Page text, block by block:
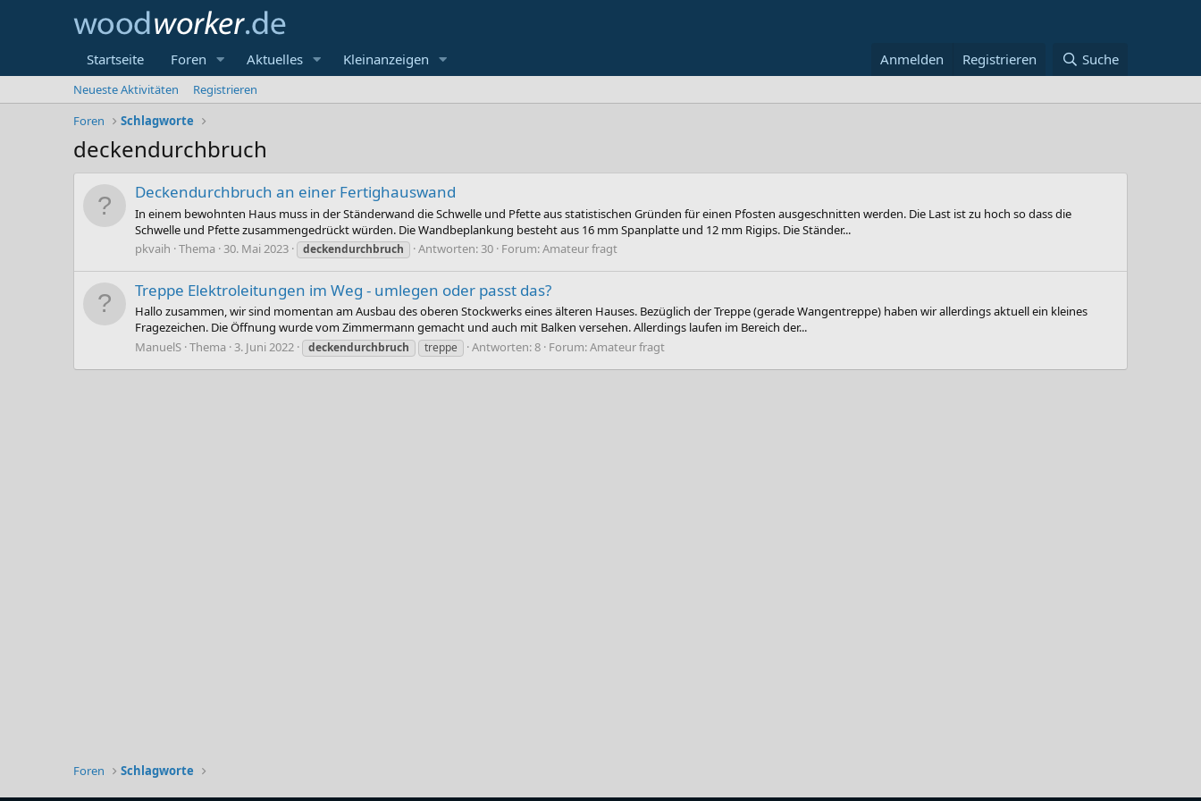
Startseite Foren Aktuelles Kleinanzeigen Anmelden Registrieren Suche
Neueste Aktivitäten
Registrieren
Foren
Schlagworte
deckendurchbruch
Deckendurchbruch an einer Fertighauswand
In einem bewohnten Haus muss in der Ständerwand die Schwelle und Pfette aus statistischen Gründen für einen Pfosten ausgeschnitten werden. Die Last ist zu hoch so dass die
Schwelle und Pfette zusammengedrückt würden. Die Wandbeplankung besteht aus 16 mm Spanplatte und 12 mm Rigips. Die Ständer...
pkvaih Thema 30. Mai 2023 deckendurchbruch Antworten: 30 Forum:Amateur fragt
Treppe Elektroleitungen im Weg - umlegen oder passt das?
Hallo zusammen, wir sind momentan am Ausbau des oberen Stockwerks eines älteren Hauses. Bezüglich der Treppe (gerade Wangentreppe) haben wir allerdings aktuell ein kleines
Fragezeichen. Die Öffnung wurde vom Zimmermann gemacht und auch mit Balken versehen. Allerdings laufen im Bereich der...
ManuelS Thema 3. Juni 2022 deckendurchbruch treppe Antworten: 8 Forum:Amateur fragt
Foren Schlagworte